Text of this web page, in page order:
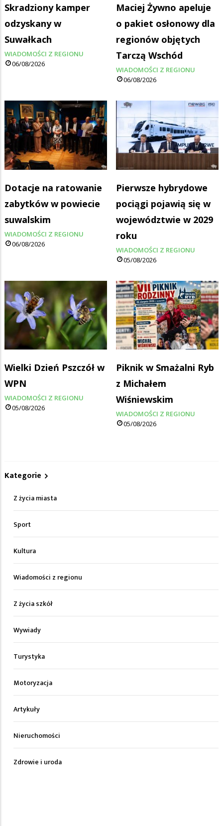
Skradziony kamper
odzyskany w
Suwałkach
WIADOMOŚCI Z REGIONU
06/08/2026
Maciej Żywno apeluje
o pakiet osłonowy dla
regionów objętych
Tarczą Wschód
WIADOMOŚCI Z REGIONU
06/08/2026
Dotacje na ratowanie
zabytków w powiecie
suwalskim
WIADOMOŚCI Z REGIONU
06/08/2026
Pierwsze hybrydowe
pociągi pojawią się w
województwie w 2029
roku
WIADOMOŚCI Z REGIONU
05/08/2026
Wielki Dzień Pszczół w
WPN
WIADOMOŚCI Z REGIONU
05/08/2026
Piknik w Smażalni Ryb
z Michałem
Wiśniewskim
WIADOMOŚCI Z REGIONU
05/08/2026
Kategorie
Z życia miasta
Sport
Kultura
Wiadomości z regionu
Z życia szkół
Wywiady
Turystyka
Motoryzacja
Artykuły
Nieruchomości
Zdrowie i uroda